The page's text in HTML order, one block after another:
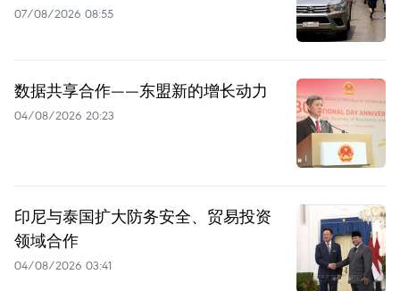
07/08/2026 08:55
数据共享合作——东盟新的增长动力
04/08/2026 20:23
印尼与泰国扩大防务安全、贸易投资
领域合作
04/08/2026 03:41